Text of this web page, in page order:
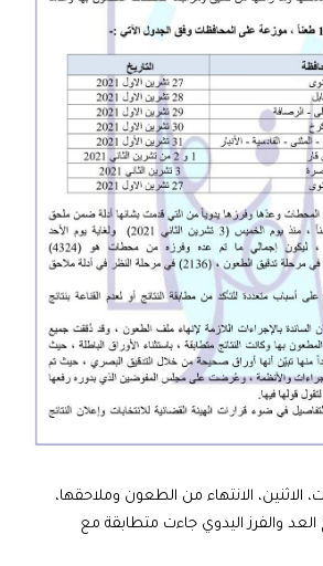
الاثنين، الانتهاء من الطعون وملاحقها،
العد والفرز اليدوي جاءت متطابقة مع